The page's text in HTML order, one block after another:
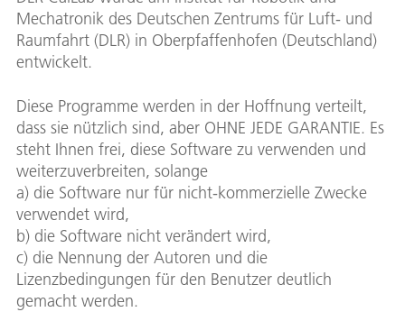
Mechatronik des Deutschen Zentrums für Luft- und
Raumfahrt (DLR) in Oberpfaffenhofen (Deutschland)
entwickelt.
Diese Programme werden in der Hoffnung verteilt,
dass sie nützlich sind, aber OHNE JEDE GARANTIE. Es
steht Ihnen frei, diese Software zu verwenden und
weiterzuverbreiten, solange
a) die Software nur für nicht-kommerzielle Zwecke
verwendet wird,
b) die Software nicht verändert wird,
c) die Nennung der Autoren und die
Lizenzbedingungen für den Benutzer deutlich
gemacht werden.